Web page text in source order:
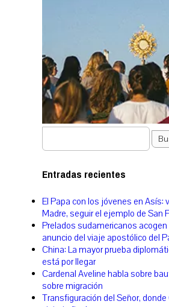
Entradas recientes
El Papa con los jóvenes en Asís:
Madre, seguir el ejemplo de San
Prelados sudamericanos acogen
anuncio del viaje apostólico del
China: La mayor prueba
está por llegar
Cardenal Aveline habla sobre
sobre migración
Transfiguración del Señor,